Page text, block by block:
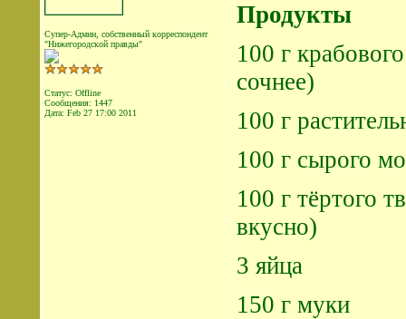
Супер-Админ, собственный корреспондент
"Нижегородской правды"
Статус: Offline
Сообщения: 1447
Дата: Feb 27 17:00 2011
Продукты
100 г
сочнее)
100 г
100 г сырого
100 г тёртого
вкусно)
3 яйца
150 г муки